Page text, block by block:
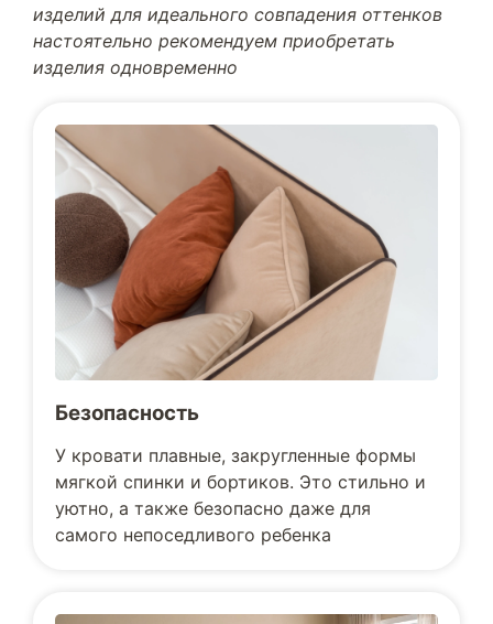
изделий для идеального совпадения оттенков
настоятельно рекомендуем приобретать
изделия одновременно
Безопасность
У кровати плавные, закругленные формы
мягкой спинки и бортиков. Это стильно и
уютно, а также безопасно даже для
самого непоседливого ребенка